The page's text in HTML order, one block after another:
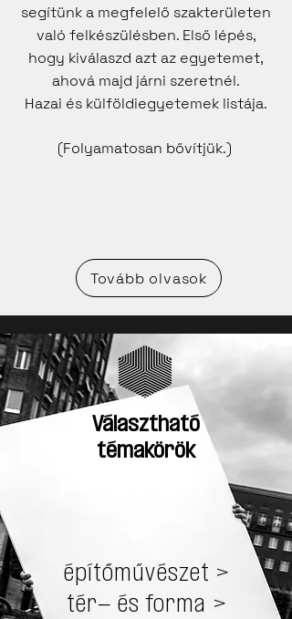
segítünk a megfelelő szakterületen
való felkészülésben. Első lépés,
hogy kiválaszd azt az egyetemet,
ahová majd járni szeretnél.
Hazai és külföldiegyetemek listája.
(Folyamatosan bővítjük.)
Tovább olvasok
Választható
témakörök
​​építőművészet >
tér- és forma >